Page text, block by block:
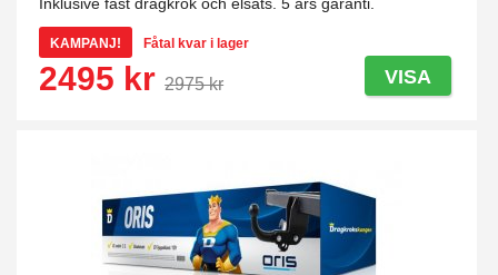
KAMPANJ! Fåtal kvar i lager
2495 kr 2975 kr VISA